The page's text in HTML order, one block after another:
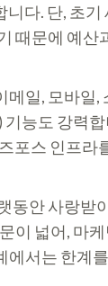
다. 단, 초기
때문에 예산
메일, 모바일,
기능도 강력
포스 인프라
동안 사랑받
이 넓어, 마
서는 한계